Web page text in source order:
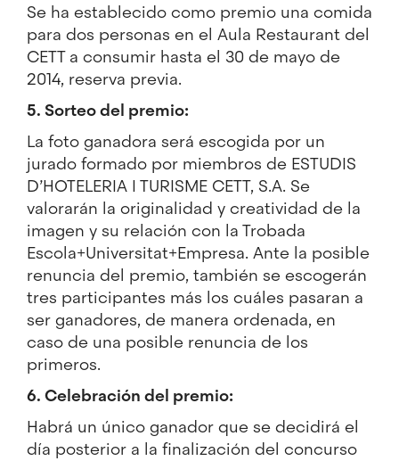
Se ha establecido como premio una comida
para dos personas en el Aula Restaurant del
CETT a consumir hasta el 30 de mayo de
2014, reserva previa.
5. Sorteo del premio:
La foto ganadora será escogida por un
jurado formado por miembros de ESTUDIS
D’HOTELERIA I TURISME CETT, S.A. Se
valorarán la originalidad y creatividad de la
imagen y su relación con la Trobada
Escola+Universitat+Empresa. Ante la posible
renuncia del premio, también se escogerán
tres participantes más los cuáles pasaran a
ser ganadores, de manera ordenada, en
caso de una posible renuncia de los
primeros.
6. Celebración del premio:
Habrá un único ganador que se decidirá el
día posterior a la finalización del concurso